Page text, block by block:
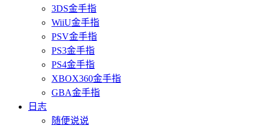
3DS金手指
WiiU金手指
PSV金手指
PS3金手指
PS4金手指
XBOX360金手指
GBA金手指
日志
随便说说